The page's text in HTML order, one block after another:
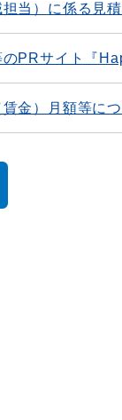
当）に係る見
PRサイト『
金）月額等に